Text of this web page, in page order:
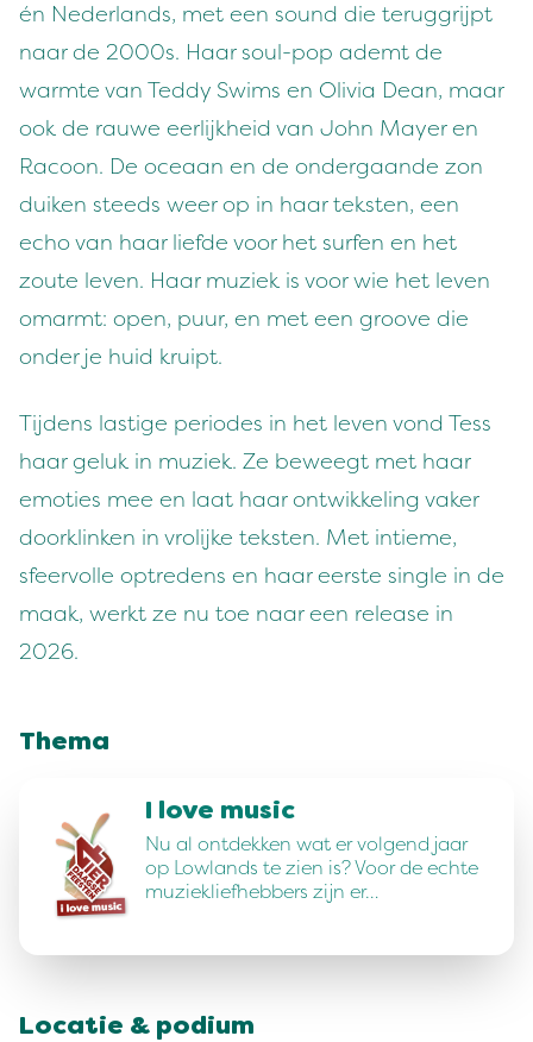
én Nederlands, met een sound die teruggrijpt
naar de 2000s. Haar soul-pop ademt de
warmte van Teddy Swims en Olivia Dean, maar
ook de rauwe eerlijkheid van John Mayer en
Racoon. De oceaan en de ondergaande zon
duiken steeds weer op in haar teksten, een
echo van haar liefde voor het surfen en het
zoute leven. Haar muziek is voor wie het leven
omarmt: open, puur, en met een groove die
onder je huid kruipt.
Tijdens lastige periodes in het leven vond Tess
haar geluk in muziek. Ze beweegt met haar
emoties mee en laat haar ontwikkeling vaker
doorklinken in vrolijke teksten. Met intieme,
sfeervolle optredens en haar eerste single in de
maak, werkt ze nu toe naar een release in
2026.
Thema
I love music
Nu al ontdekken wat er volgend jaar
op Lowlands te zien is? Voor de echte
muziekliefhebbers zijn er…
Locatie & podium